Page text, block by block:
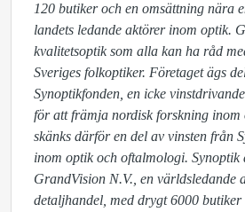
120 butiker och en omsättning nära
landets ledande aktörer inom optik.
kvalitetsoptik som alla kan ha råd
Sveriges folkoptiker. Företaget ägs
Synoptikfonden, en icke
för att främja nordisk forskning inom
skänks därför en del av vinsten från
inom optik och oftalmologi. Synoptik
GrandVision N.V., en världsledande
detaljhandel, med drygt 6000